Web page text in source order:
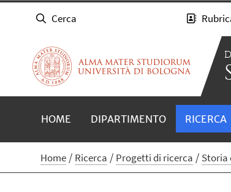
Cerca
HOME DIPARTIMENTO RICERCA
Home Ricerca Progetti di ricerca Storia